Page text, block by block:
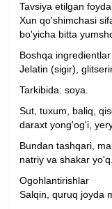
Tavsiya etilgan
Xun qo'shimchasi
bo'yicha bitta
Boshqa ingredientlar
Jelatin (sigir),
Tarkibida: soya.
Sut, tuxum, baliq,
daraxt yong'og'i,
Bundan tashqari,
natriy va shakar yo'q.
Ogohlantirishlar
Salqin, quruq joyda